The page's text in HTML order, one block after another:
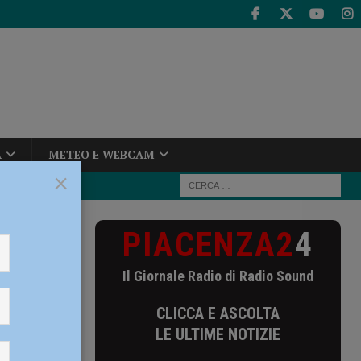
METEO E WEBCAM
non
PIACENZA24
Il Giornale Radio di Radio Sound
CLICCA E ASCOLTA
LE ULTIME NOTIZIE
×